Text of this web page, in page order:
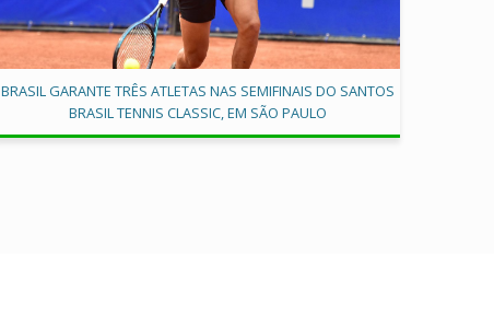
BRASIL GARANTE TRÊS ATLETAS NAS SEMIFINAIS DO SANTOS
BRASIL TENNIS CLASSIC, EM SÃO PAULO